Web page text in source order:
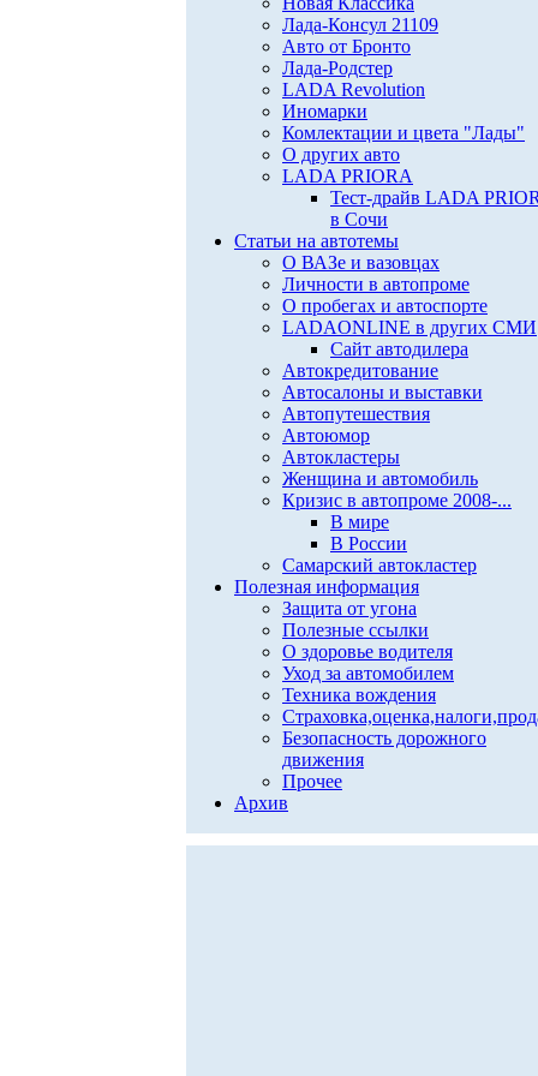
Лада-Консул 21109
Авто от Бронто
Лада-Родстер
LADA Revolution
Иномарки
Комлектации и цвета "Лады"
О других авто
LADA PRIORA
Тест-драйв LADA
в Сочи
Статьи на автотемы
О ВАЗе и вазовцах
Личности в автопроме
О пробегах и автоспорте
LADAONLINE в других СМИ
Сайт автодилера
Автокредитование
Автосалоны и выставки
Автопутешествия
Автоюмор
Автокластеры
Женщина и автомобиль
Кризис в автопроме 2008-...
В мире
В России
Самарский автокластер
Полезная информация
Защита от угона
Полезные ссылки
О здоровье водителя
Уход за автомобилем
Техника вождения
Безопасность дорожного
движения
Прочее
Архив